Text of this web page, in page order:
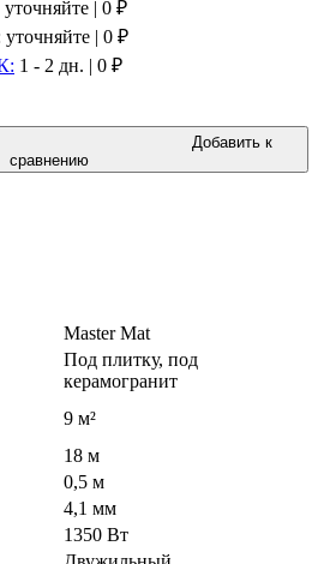
уточняйте | 0 ₽
уточняйте | 0 ₽
1 - 2 дн. | 0 ₽
Добавить к
сравнению
Master Mat
Под плитку, под
керамогранит
9 м²
18 м
0,5 м
4,1 мм
1350 Вт